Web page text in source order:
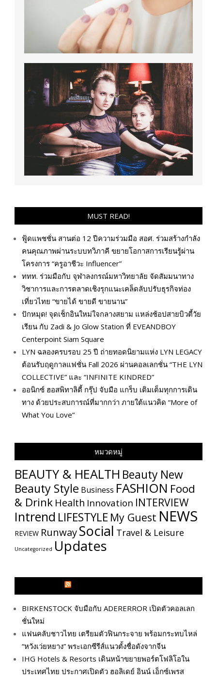
MUST READ!
ฟู้ดแพชชั่น สานต่อ 12 ปีความร่วมมือ สอศ. ร่วมสร้างกำลัง
คนคุณภาพผ่านระบบทวิภาคี ขยายโอกาสการเรียนรู้ผ่าน
โครงการ “ครูอาชีวะ Influencer”
ททท. ร่วมมือกับ จุฬาลงกรณ์มหาวิทยาลัย จัดสัมมนาทาง
วิชาการและการตลาดเชิงรุกแนะเคล็ดลับปรับธุรกิจท่อง
เที่ยวไทย “ขายได้ ขายดี ขายนาน”
ปักหมุด! จุดเช็กอินใหม่ใจกลางสยาม แหล่งช้อปสายบิวตี้วัย
เรียน กับ Zadi & Jo Glow Station ที่ EVEANDBOY
Centerpoint Siam Square
LYN ฉลองครบรอบ 25 ปี ถ่ายทอดนิยามแห่ง LYN LEGACY
ต้อนรับฤดูกาลแฟชั่น Fall 2026 ผ่านคอลเลกชั่น “THE LYN
COLLECTIVE” และ “INFINITE KINDRED”
ออนิกซ์ ฮอสพิทาลิตี้ กรุ๊ป จับมือ แกร็บ เติมเต็มทุกการเดิน
ทาง ด้วยประสบการณ์ที่มากกว่า ภายใต้แนวคิด “More of
What You Love”
หมวดหมู่
BEAUTY & HEALTH Beauty New
Beauty Style Business FASHION Food
& Drink Health Innovation INTERVIEW
Intrend LIFESTYLE My​ Guest NEWS
REVIEW RunwaySocial Travel & Leisure
Uncategorized Updates
BIRKENSTOCK จับมือกับ ADERERROR เปิดตัวคอลเลก
ชั่นใหม่
แฟนคลับชาวไทย เตรียมตัวฟินกระจาย พร้อมกระทบไหล่
“หวังเว่ยหยาง” พระเอกซีรีส์แนวตั้งชื่อดังจากจีน
IHG Hotels & Resorts เดินหน้าขยายพอร์ตโฟลิโอใน
ประเทศไทย ประกาศเปิดตัว ฮอลิเดย์ อินน์ เอ็กซ์เพรส